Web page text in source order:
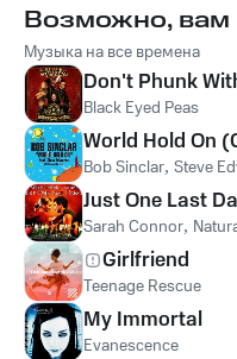
Возможно, вам
Музыка на все времена
Don't Phunk
Black Eyed Peas
World Hold On
Bob Sinclar, Steve
Just One Last
Sarah Connor,
Girlfriend
Teenage Rescue
My Immortal
Evanescence